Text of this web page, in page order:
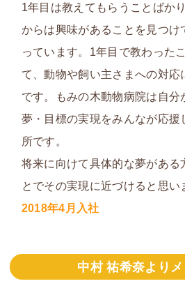
1年目は教えてもらうことばか
からは興味があることを見つけ
っています。1年目で教わった
て、動物や飼い主さまへの対応
です。もみの木動物病院は自分
夢・目標の実現をみんなが応援
所です。
将来に向けて具体的な夢がある
とでその実現に近づけると思い
2018年4月入社
中村 祐希奈より